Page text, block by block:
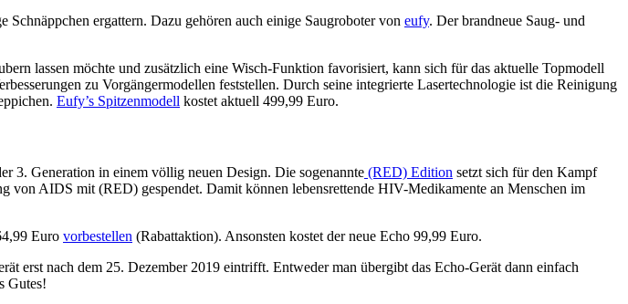
ergattern. Dazu gehören auch einige Saugroboter von eufy. Der brandneue Saug- und
lassen möchte und zusätzlich eine Wisch-Funktion favorisiert, kann sich für das aktuelle Topmodell
zu Vorgängermodellen feststellen. Durch seine integrierte Lasertechnologie ist die Reinigung
Eufy’s Spitzenmodell kostet aktuell 499,99 Euro.
3. Generation in einem völlig neuen Design. Die sogenannte (RED) Edition setzt sich für den Kampf
von AIDS mit (RED) gespendet. Damit können lebensrettende HIV-Medikamente an Menschen im
Euro vorbestellen (Rabattaktion). Ansonsten kostet der neue Echo 99,99 Euro.
erst nach dem 25. Dezember 2019 eintrifft. Entweder man übergibt das Echo-Gerät dann einfach
Gutes!